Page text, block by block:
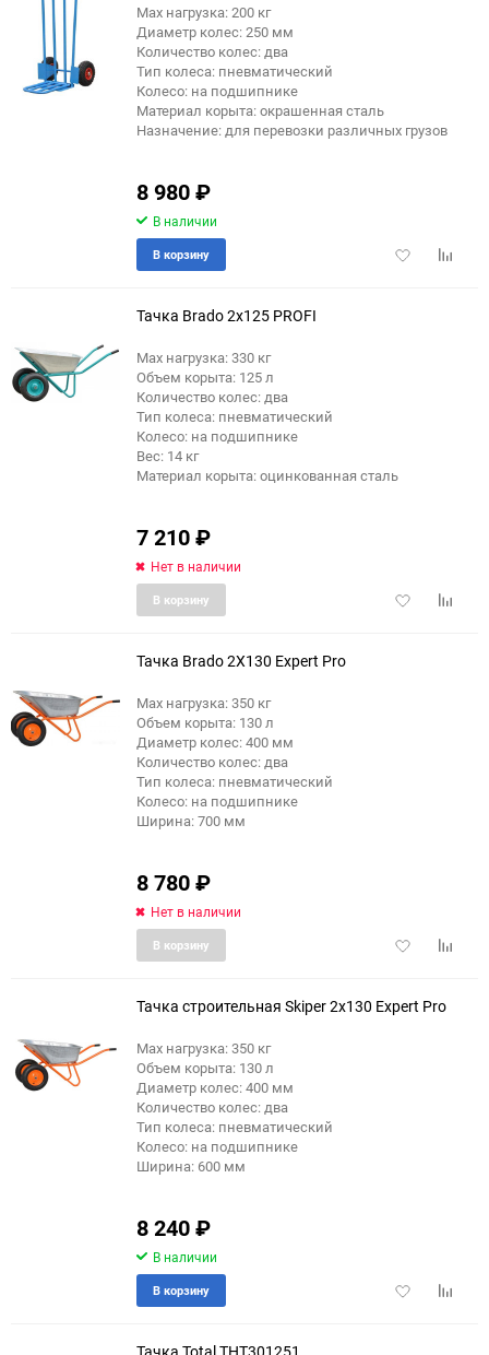
Max нагрузка: 200 кг
Диаметр колес: 250 мм
Количество колес: два
Тип колеса: пневматический
Колесо: на подшипнике
Материал корыта: окрашенная сталь
Назначение: для перевозки различных грузов
8 980₽
В наличии
Добавить
В корзину
Тачка Brado 2x125 PROFI
Max нагрузка: 330 кг
Объем корыта: 125 л
Количество колес: два
Тип колеса: пневматический
Колесо: на подшипнике
Вес: 14 кг
Материал корыта: оцинкованная сталь
7 210₽
Нет в наличии
Добавить
В корзину
Тачка Brado 2X130 Expert Pro
Max нагрузка: 350 кг
Объем корыта: 130 л
Диаметр колес: 400 мм
Количество колес: два
Тип колеса: пневматический
Колесо: на подшипнике
Ширина: 700 мм
8 780₽
Нет в наличии
Добавить
В корзину
Тачка строительная Skiper 2x130 Expert Pro
Max нагрузка: 350 кг
Объем корыта: 130 л
Диаметр колес: 400 мм
Количество колес: два
Тип колеса: пневматический
Колесо: на подшипнике
Ширина: 600 мм
8 240₽
В наличии
Добавить
В корзину